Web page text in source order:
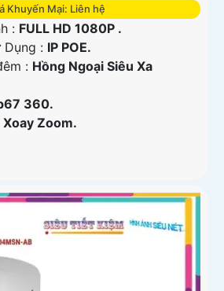
Khuyến Mại: Liên hệ
: FULL HD 1080P .
: IP POE.
: Hồng Ngoại Siêu Xa
360.
Xoay Zoom.